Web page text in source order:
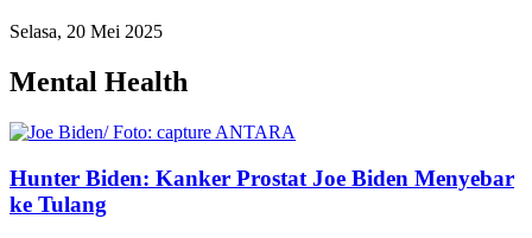
Selasa, 20 Mei 2025
Mental Health
Hunter Biden: Kanker Prostat Joe Biden Menyebar
ke Tulang